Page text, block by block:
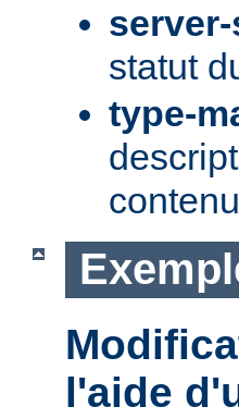
statut
type-
l'aide